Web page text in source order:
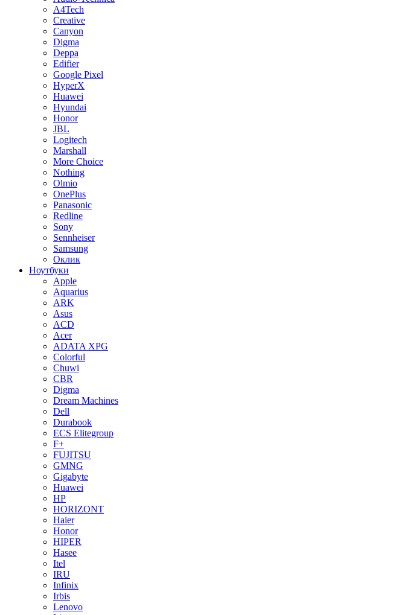
A4Tech
Creative
Canyon
Digma
Deppa
Edifier
Google Pixel
HyperX
Huawei
Hyundai
Honor
JBL
Logitech
Marshall
More Choice
Nothing
Olmio
OnePlus
Panasonic
Redline
Sony
Sennheiser
Samsung
Оклик
Ноутбуки
Apple
Aquarius
ARK
Asus
ACD
Acer
ADATA XPG
Colorful
Chuwi
CBR
Digma
Dream Machines
Dell
Durabook
ECS Elitegroup
F+
FUJITSU
GMNG
Gigabyte
Huawei
HP
HORIZONT
Haier
Honor
HIPER
Hasee
Itel
IRU
Infinix
Irbis
Lenovo